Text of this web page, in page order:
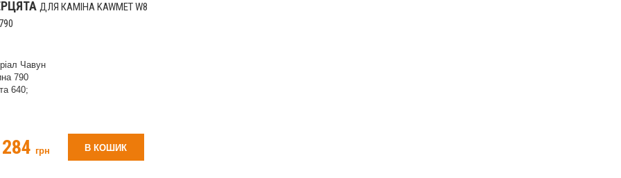
ДЛЯ КАМІНА KAWMET W8
Чавун
790
640;
грн В КОШИК